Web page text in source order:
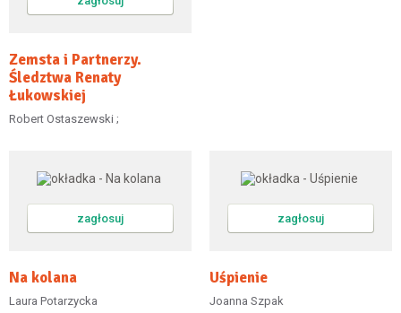
Zemsta i Partnerzy.
Śledztwa Renaty
Łukowskiej
Robert Ostaszewski ;
zagłosuj
Na kolana
Laura Potarzycka
zagłosuj
Uśpienie
Joanna Szpak